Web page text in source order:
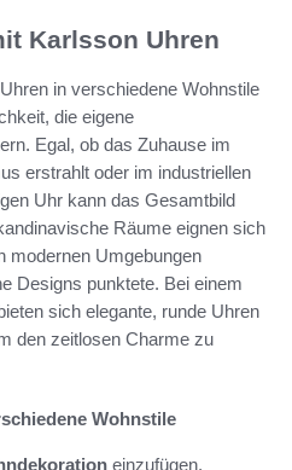
Karlsson Uhren
in verschiedene Wohnstile
die eigene
Egal, ob das Zuhause im
erstrahlt oder im industriellen
Uhr kann das Gesamtbild
Räume eignen sich
modernen Umgebungen
Designs punktete. Bei einem
sich elegante, runde Uhren
den zeitlosen Charme zu
Wohnstile
einzufügen,